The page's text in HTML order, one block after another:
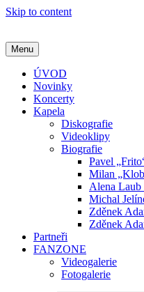
Skip to content
Menu
ÚVOD
Novinky
Koncerty
Kapela
Diskografie
Videoklipy
Biografie
Pavel
Milan
Alena Laub
Michal
Zděnek
Zděnek
Partneři
FANZONE
Videogalerie
Fotogalerie